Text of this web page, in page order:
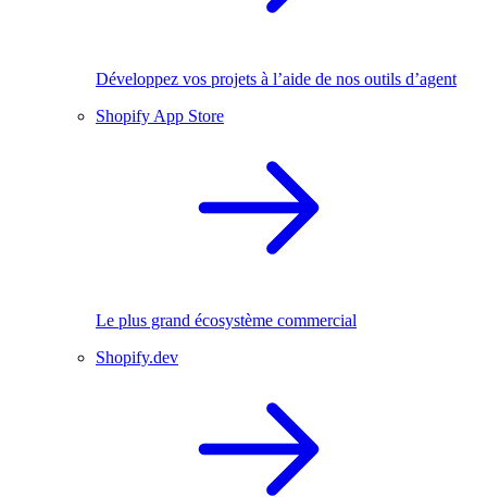
Développez vos projets à l’aide de nos outils d’agent
Shopify App Store
Le plus grand écosystème commercial
Shopify.dev